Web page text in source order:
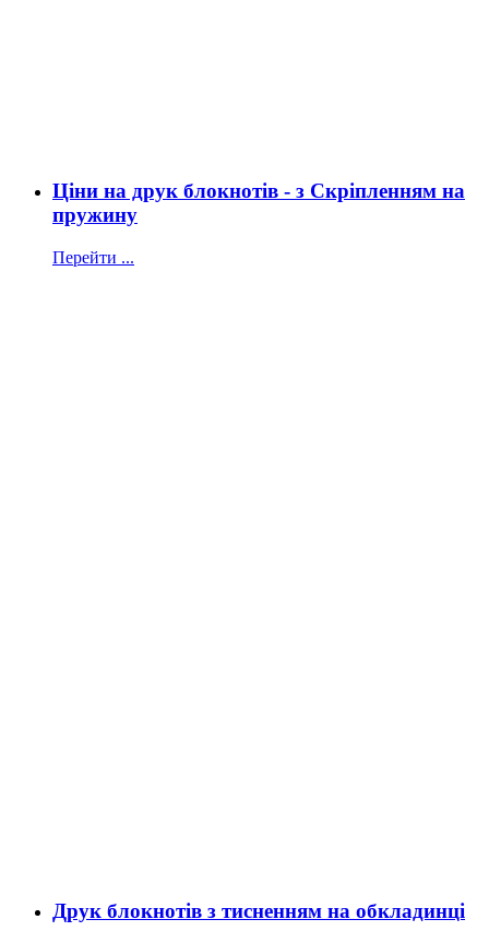
Ціни на друк блокнотів - з Скріпленням на
пружину
Перейти ...
Друк блокнотів з тисненням на обкладинці